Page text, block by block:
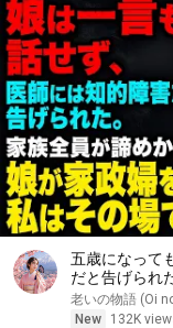
五歳になって
だと告げられ
家政婦を指さ
ついた――
老いの物語 (Oi
New
132K